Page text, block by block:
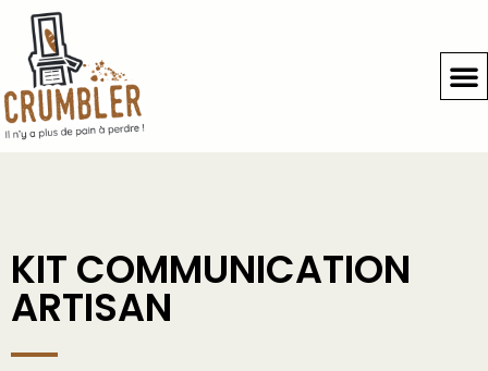
KIT COMMUNICATION
ARTISAN